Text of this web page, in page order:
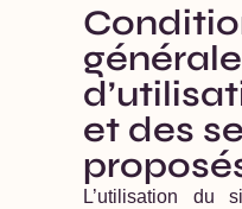
et des
L’utilisation du